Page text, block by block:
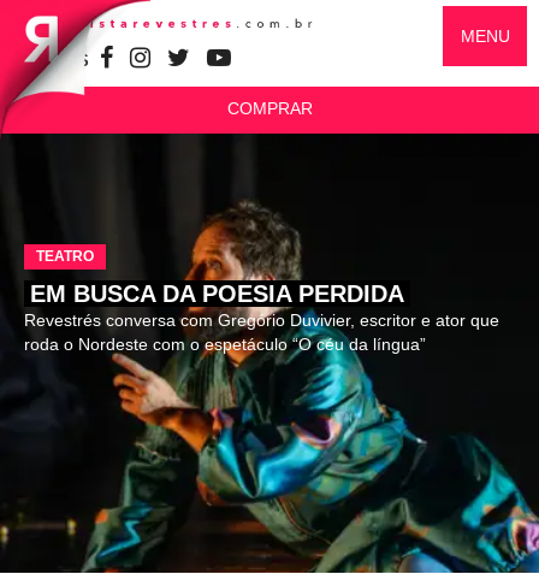
SIGA-NOS
MENU
COMPRAR
TEATRO
EM BUSCA DA POESIA PERDIDA
Revestrés conversa com Gregório Duvivier, escritor e ator que
roda o Nordeste com o espetáculo “O céu da língua”